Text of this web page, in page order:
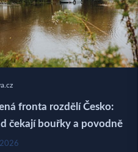
fronta rozdělí Česko:
čekají bouřky a povodně